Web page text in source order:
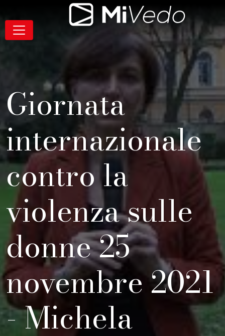
Salta alla navigazione
Giornata
internazionale
contro la
violenza sulle
donne 25
novembre 2021
- Michela